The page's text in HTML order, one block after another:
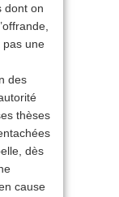
dont on
pas une
des
thèses
dès
cause